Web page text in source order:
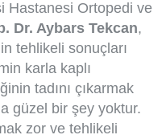
Hastanesi Ortopedi ve
Dr. Aybars Tekcan,
tehlikeli sonuçları
karla kaplı
tadını çıkarmak
güzel bir şey yoktur.
zor ve tehlikeli